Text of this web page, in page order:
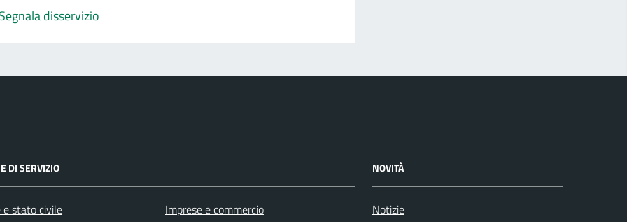
disservizio
DI SERVIZIO
e stato civile
Imprese e commercio
NOVITÀ
Notizie